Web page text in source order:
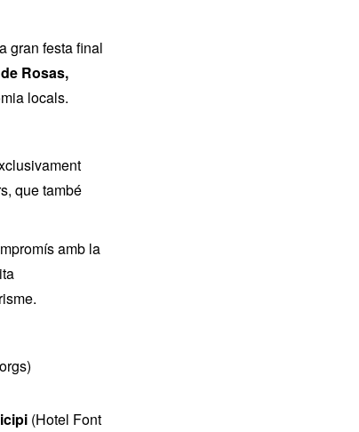
gran festa final
Rosas,
locals.
que també
amb la
(Hotel Font